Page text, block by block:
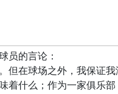
员的言论：
但在球场之外，我保证我
着什么；作为一家俱乐